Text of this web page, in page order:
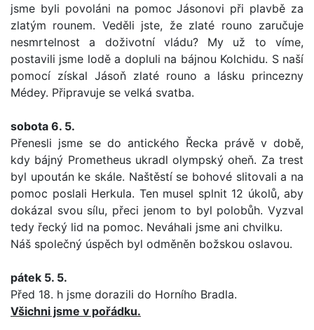
jsme byli povoláni na pomoc Jásonovi při plavbě za
zlatým rounem. Veděli jste, že zlaté rouno zaručuje
nesmrtelnost a doživotní vládu? My už to víme,
postavili jsme lodě a dopluli na bájnou Kolchidu. S naší
pomocí získal Jásoň zlaté rouno a lásku princezny
Médey. Připravuje se velká svatba.
sobota 6. 5.
Přenesli jsme se do antického Řecka právě v době,
kdy bájný Prometheus ukradl olympský oheň. Za trest
byl upoután ke skále. Naštěstí se bohové slitovali a na
pomoc poslali Herkula. Ten musel splnit 12 úkolů, aby
dokázal svou sílu, přeci jenom to byl polobůh. Vyzval
tedy řecký lid na pomoc. Neváhali jsme ani chvilku.
Náš společný úspěch byl odměněn božskou oslavou.
pátek 5. 5.
Před 18. h jsme dorazili do Horního Bradla.
Všichni jsme v pořádku.